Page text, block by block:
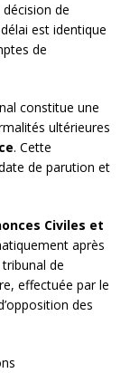
de
est identique
de
constitue une
ultérieures
. Cette
de parution et
Civiles et
après
de
effectuée par le
des